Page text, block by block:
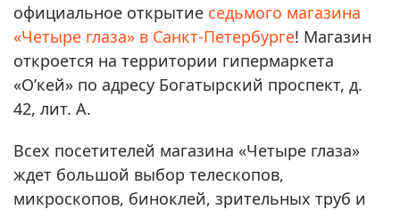
официальное открытие седьмого магазина
«Четыре глаза» в Санкт-Петербурге! Магазин
откроется на территории гипермаркета
«О’кей» по адресу Богатырский проспект, д.
42, лит. А.
Всех посетителей магазина «Четыре глаза»
ждет большой выбор телескопов,
микроскопов, биноклей, зрительных труб и